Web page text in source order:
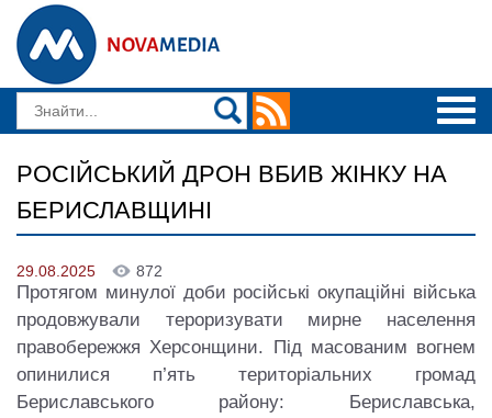
РОСІЙСЬКИЙ ДРОН ВБИВ ЖІНКУ НА
БЕРИСЛАВЩИНІ
29.08.2025 872
Протягом минулої доби російські окупаційні війська
продовжували тероризувати мирне населення
правобережжя Херсонщини. Під масованим вогнем
опинилися п’ять територіальних громад
Бериславського району: Бериславська,